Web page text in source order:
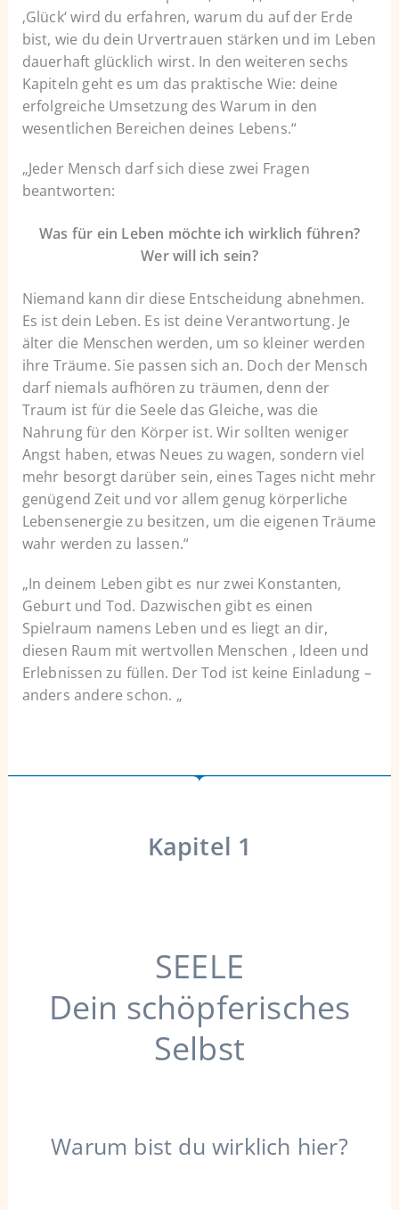
‚Glück‘ wird du erfahren, warum du auf der Erde
bist, wie du dein Urvertrauen stärken und im Leben
dauerhaft glücklich wirst. In den weiteren sechs
Kapiteln geht es um das praktische Wie: deine
erfolgreiche Umsetzung des Warum in den
wesentlichen Bereichen deines Lebens.“
„Jeder Mensch darf sich diese zwei Fragen
beantworten:
Was für ein Leben möchte ich wirklich führen?
Wer will ich sein?
Niemand kann dir diese Entscheidung abnehmen.
Es ist dein Leben. Es ist deine Verantwortung. Je
älter die Menschen werden, um so kleiner werden
ihre Träume. Sie passen sich an. Doch der Mensch
darf niemals aufhören zu träumen, denn der
Traum ist für die Seele das Gleiche, was die
Nahrung für den Körper ist. Wir sollten weniger
Angst haben, etwas Neues zu wagen, sondern viel
mehr besorgt darüber sein, eines Tages nicht mehr
genügend Zeit und vor allem genug körperliche
Lebensenergie zu besitzen, um die eigenen Träume
wahr werden zu lassen.“
„In deinem Leben gibt es nur zwei Konstanten,
Geburt und Tod. Dazwischen gibt es einen
Spielraum namens Leben und es liegt an dir,
diesen Raum mit wertvollen Menschen , Ideen und
Erlebnissen zu füllen. Der Tod ist keine Einladung –
anders andere schon. „
Kapitel 1
SEELE
Dein schöpferisches
Selbst
Warum bist du wirklich hier?